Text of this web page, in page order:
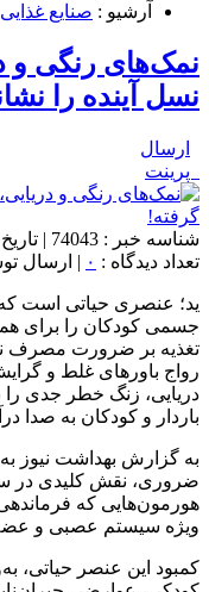
آرشیو : صنایع غذایی
نمک‌های رنگی و
نسل آینده را
ارسال
پرینت
تعداد دیدگاه : ۰ | ارسال
ید؛ عنصری حیاتی است
جسمی کودکان را برای
تغذیه بر ضرورت مصرف
رواج باورهای غلط و
دریایی، زنگ خطر جدی را
باردار و کودکان به صدا
به گزارش بهداشت نیوز به
ضروری، نقش کلیدی در
هورمون‌هایی که
ویژه سیستم عصبی و
کمبود این عنصر حیاتی،